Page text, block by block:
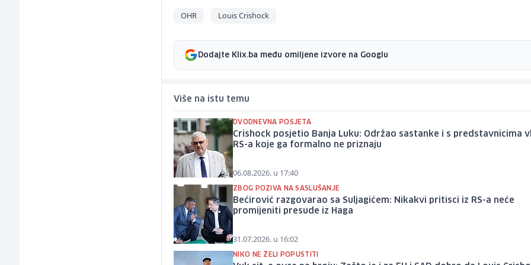
OHR Louis Crishock
Dodajte Klix.ba među omiljene izvore na Googlu
Više na istu temu
DVODNEVNA POSJETA
Crishock posjetio Banja Luku: Održao sastanke i s predstavnicima
RS-a koje ga formalno ne priznaju
06.08.2026. u 17:40
ZBOG POZIVA NA SASLUŠANJE
Bećirović razgovarao sa Suljagićem: Nikakvi pritisci iz RS-a neće
promijeniti presude iz Haga
31.07.2026. u 16:02
NIKO NE ŽELI POPUSTITI